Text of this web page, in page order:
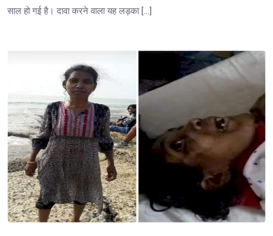
साल हो गई है। दावा करने वाला यह लड़का […]